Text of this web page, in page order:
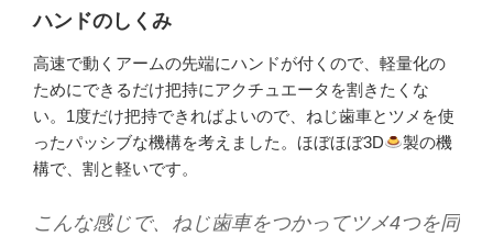
ハンドのしくみ
高速で動くアームの先端にハンドが付くので、軽量化の
ためにできるだけ把持にアクチュエータを割きたくな
い。1度だけ把持できればよいので、ねじ歯車とツメを使
ったパッシブな機構を考えました。ほぼほぼ3D
製の機
構で、割と軽いです。
こんな感じで、ねじ歯車をつかってツメ4つを同